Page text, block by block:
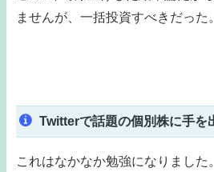
ませんが、一括投資すべきだった
Twitterで話題の個別株に手を
これはなかなか勉強になりました。